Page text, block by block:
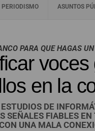
PERIODISMO ASUNTOS
PARA QUE HAGAS
en la
DE
SEÑALES FIABLES
UNA MALA